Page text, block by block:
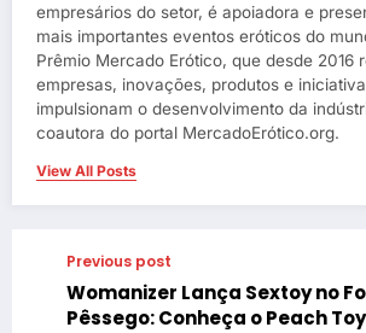
empresários do setor, é apoiadora e
mais importantes eventos eróticos do
Prêmio Mercado Erótico, que desde 2016
empresas, inovações, produtos e
impulsionam o desenvolvimento da
coautora do portal MercadoErótico.org.
View All Posts
Previous post
Womanizer Lança Sextoy no
Pêssego: Conheça o Peach